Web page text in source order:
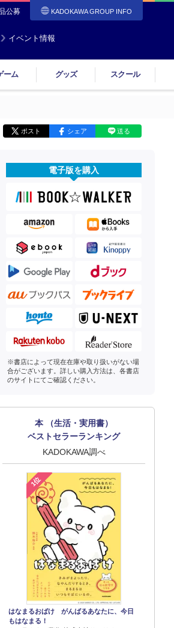
公募 KADOKAWA GROUP INFO
イベント情報
ーム グッズ スクール
ポスト シェア 送る
電子版を購入
※書店によって現在在庫や取り扱いがない場
合がございます。詳しい購入方法は、各書店
のサイトにてご確認ください。
本 （生活・実用書）
ベストセラーランキング
KADOKAWA調べ
1位
はなまるおばけ がんばるあなたに、今日
もはなまる！